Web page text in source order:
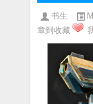
书生
章到收藏